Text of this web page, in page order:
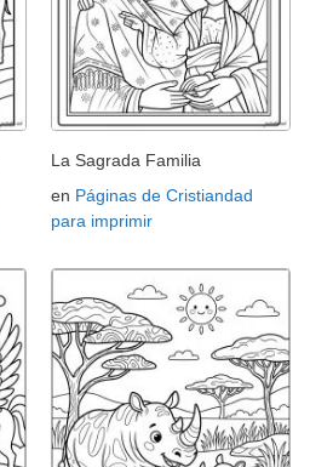
La Sagrada Familia
en Páginas de Cristiandad
para imprimir